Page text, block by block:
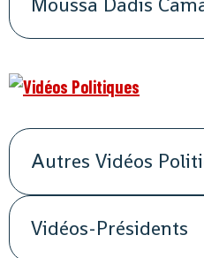
Autres Vidéos
Vidéos-Présidents